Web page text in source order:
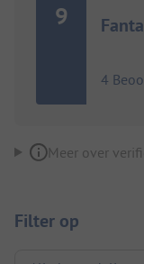
9
4
Meer over
Filter op